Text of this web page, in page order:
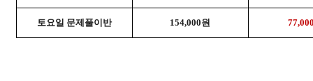
토요일 문제풀이반 154,000원